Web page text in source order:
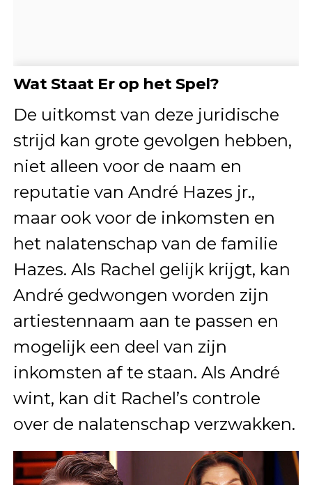
Wat Staat Er op het Spel?
De uitkomst van deze juridische
strijd kan grote gevolgen hebben,
niet alleen voor de naam en
reputatie van André Hazes jr.,
maar ook voor de inkomsten en
het nalatenschap van de familie
Hazes. Als Rachel gelijk krijgt, kan
André gedwongen worden zijn
artiestennaam aan te passen en
mogelijk een deel van zijn
inkomsten af te staan. Als André
wint, kan dit Rachel’s controle
over de nalatenschap verzwakken.